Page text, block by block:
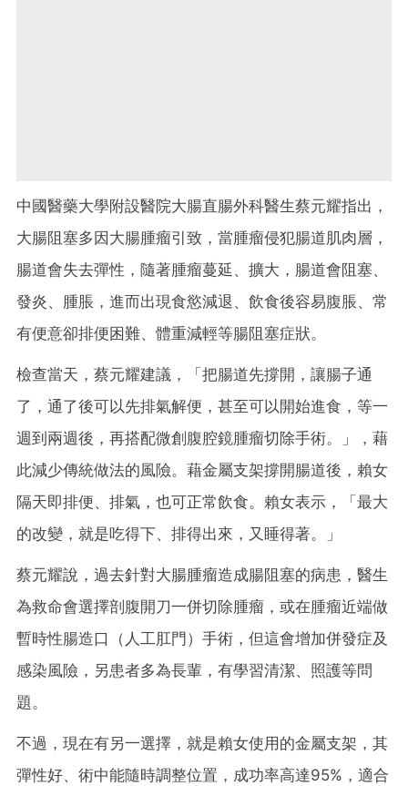
中國醫藥大學附設醫院大腸直腸外科醫生蔡元耀指出，
大腸阻塞多因大腸腫瘤引致，當腫瘤侵犯腸道肌肉層，
腸道會失去彈性，隨著腫瘤蔓延、擴大，腸道會阻塞、
發炎、腫脹，進而出現食慾減退、飲食後容易腹脹、常
有便意卻排便困難、體重減輕等腸阻塞症狀。
檢查當天，蔡元耀建議，「把腸道先撐開，讓腸子通
了，通了後可以先排氣解便，甚至可以開始進食，等一
週到兩週後，再搭配微創腹腔鏡腫瘤切除手術。」，藉
此減少傳統做法的風險。藉金屬支架撐開腸道後，賴女
隔天即排便、排氣，也可正常飲食。賴女表示，「最大
的改變，就是吃得下、排得出來，又睡得著。」
蔡元耀說，過去針對大腸腫瘤造成腸阻塞的病患，醫生
為救命會選擇剖腹開刀一併切除腫瘤，或在腫瘤近端做
暫時性腸造口（人工肛門）手術，但這會增加併發症及
感染風險，另患者多為長輩，有學習清潔、照護等問
題。
不過，現在有另一選擇，就是賴女使用的金屬支架，其
彈性好、術中能隨時調整位置，成功率高達95%，適合